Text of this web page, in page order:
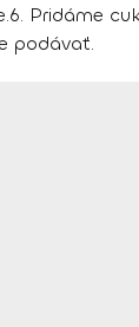
6. Pridáme
podávať.